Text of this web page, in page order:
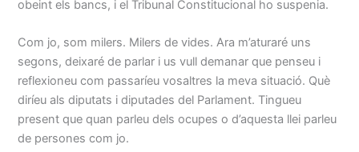
obeint els bancs, i el Tribunal Constitucional ho suspenia.
Com jo, som milers. Milers de vides. Ara m’aturaré uns
segons, deixaré de parlar i us vull demanar que penseu i
reflexioneu com passaríeu vosaltres la meva situació. Què
diríeu als diputats i diputades del Parlament. Tingueu
present que quan parleu dels ocupes o d’aquesta llei parleu
de persones com jo.